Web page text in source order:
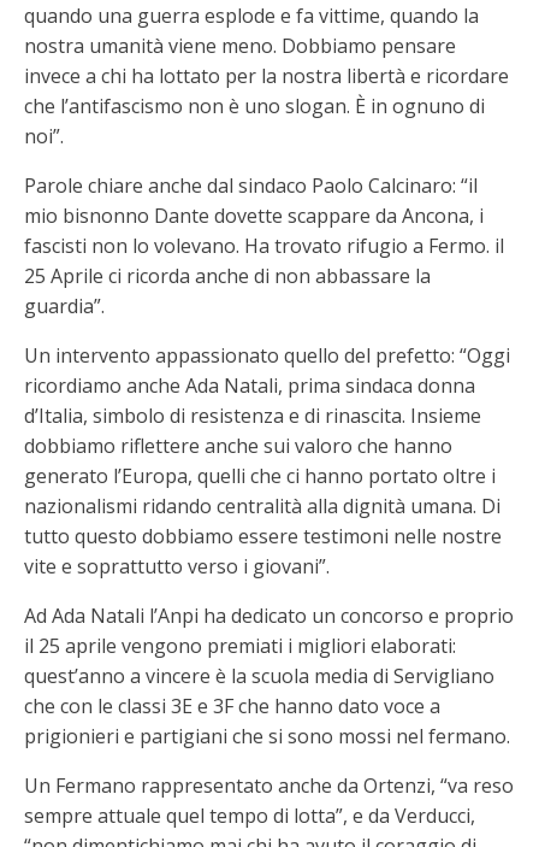
quando una guerra esplode e fa vittime, quando la
nostra umanità viene meno. Dobbiamo pensare
invece a chi ha lottato per la nostra libertà e ricordare
che l’antifascismo non è uno slogan. È in ognuno di
noi”.
Parole chiare anche dal sindaco Paolo Calcinaro: “il
mio bisnonno Dante dovette scappare da Ancona, i
fascisti non lo volevano. Ha trovato rifugio a Fermo. il
25 Aprile ci ricorda anche di non abbassare la
guardia”.
Un intervento appassionato quello del prefetto: “Oggi
ricordiamo anche Ada Natali, prima sindaca donna
d’Italia, simbolo di resistenza e di rinascita. Insieme
dobbiamo riflettere anche sui valoro che hanno
generato l’Europa, quelli che ci hanno portato oltre i
nazionalismi ridando centralità alla dignità umana. Di
tutto questo dobbiamo essere testimoni nelle nostre
vite e soprattutto verso i giovani”.
Ad Ada Natali l’Anpi ha dedicato un concorso e proprio
il 25 aprile vengono premiati i migliori elaborati:
quest’anno a vincere è la scuola media di Servigliano
che con le classi 3E e 3F che hanno dato voce a
prigionieri e partigiani che si sono mossi nel fermano.
Un Fermano rappresentato anche da Ortenzi, “va reso
sempre attuale quel tempo di lotta”, e da Verducci,